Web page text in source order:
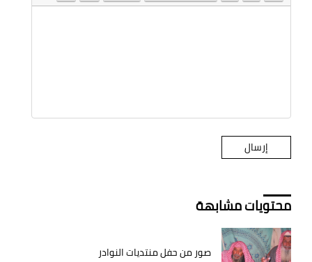
محتويات مشابهة
صور من حفل منتديات النوادر